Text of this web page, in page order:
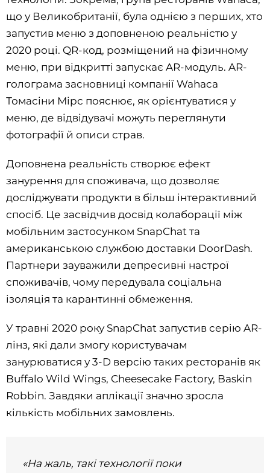
що у Великобританії, була однією з перших, хто
запустив меню з доповненою реальністю у
2020 році. QR-код, розміщений на фізичному
меню, при відкритті запускає AR-модуль. AR-
голограма засновниці компанії Wahaca
Томасіни Мірс пояснює, як орієнтуватися у
меню, де відвідувачі можуть переглянути
фотографії й описи страв.
Доповнена реальність створює ефект
занурення для споживача, що дозволяє
досліджувати продукти в більш інтерактивний
спосіб. Це засвідчив досвід колаборації між
мобільним застосунком SnapChat та
американською службою доставки DoorDash.
Партнери зауважили депресивні настрої
споживачів, чому передувала соціальна
ізоляція та карантинні обмеження.
У травні 2020 року SnapChat запустив серію AR-
лінз, які дали змогу користувачам
занурюватися у 3-D версію таких ресторанів як
Buffalo Wild Wings, Cheesecake Factory, Baskin
Robbin. Завдяки аплікації значно зросла
кількість мобільних замовлень.
«На жаль, такі технології поки